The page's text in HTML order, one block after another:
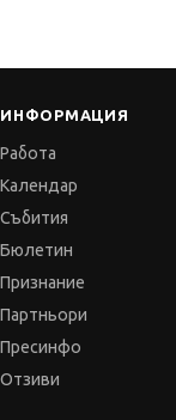
Събития
Бюлетин
Партньори
За нас